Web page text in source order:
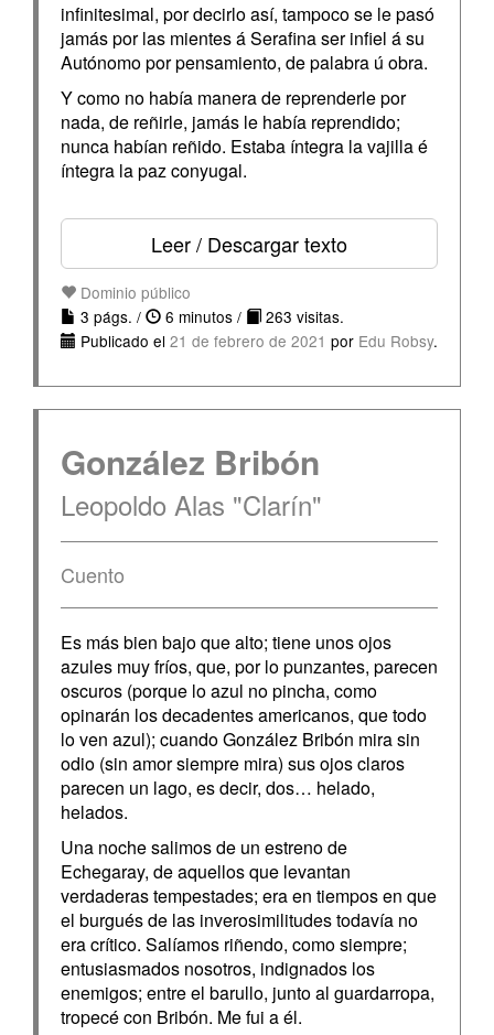
infinitesimal, por decirlo así, tampoco se le pasó
jamás por las mientes á Serafina ser infiel á su
Autónomo por pensamiento, de palabra ú obra.
Y como no había manera de reprenderle por
nada, de reñirle, jamás le había reprendido;
nunca habían reñido. Estaba íntegra la vajilla é
íntegra la paz conyugal.
Leer / Descargar texto
Dominio público
3 págs. /
6 minutos /
263 visitas.
Publicado el 21 de febrero de 2021 por Edu Robsy.
González Bribón
Leopoldo Alas "Clarín"
Cuento
Es más bien bajo que alto; tiene unos ojos
azules muy fríos, que, por lo punzantes, parecen
oscuros (porque lo azul no pincha, como
opinarán los decadentes americanos, que todo
lo ven azul); cuando González Bribón mira sin
odio (sin amor siempre mira) sus ojos claros
parecen un lago, es decir, dos… helado,
helados.
Una noche salimos de un estreno de
Echegaray, de aquellos que levantan
verdaderas tempestades; era en tiempos en que
el burgués de las inverosimilitudes todavía no
era crítico. Salíamos riñendo, como siempre;
entusiasmados nosotros, indignados los
enemigos; entre el barullo, junto al guardarropa,
tropecé con Bribón. Me fui a él.